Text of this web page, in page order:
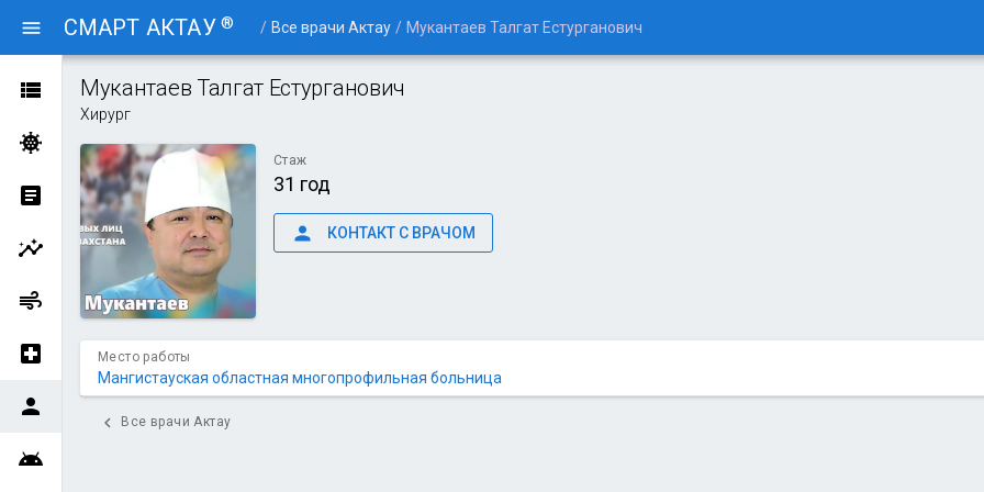
menu СМАРТ АКТАУ ® / Все врачи Актау / Мукантаев Талгат Естурганович
view_list
coronavirus
article
insights
air
local_hospital
person
android
Мукантаев Талгат Естурганович
Хирург
Стаж
31 год
person КОНТАКТ С ВРАЧОМ
Место работы
Мангистауская областная многопрофильная больница
chevron_left Все врачи Актау